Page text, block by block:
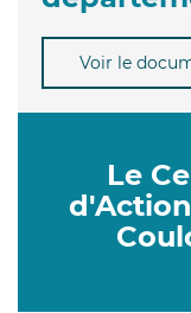
Voir le
Le